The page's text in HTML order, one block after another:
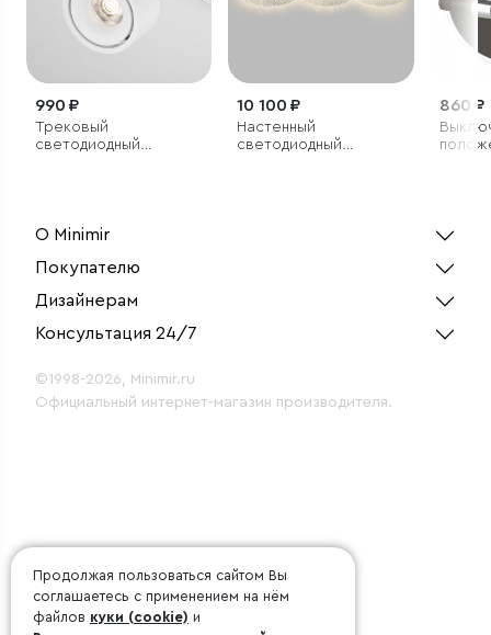
990 ₽
Трековый
светодиодный
(1 шт.)
10 100 ₽
Настенный
светодиодный
860 ₽
О Minimir
Покупателю
Дизайнерам
Консультация 24/7
©1998-2026, Minimir.ru
Официальный интернет-магазин производителя.
Продолжая пользоваться сайтом Вы
соглашаетесь с применением на нём
файлов куки (cookie) и